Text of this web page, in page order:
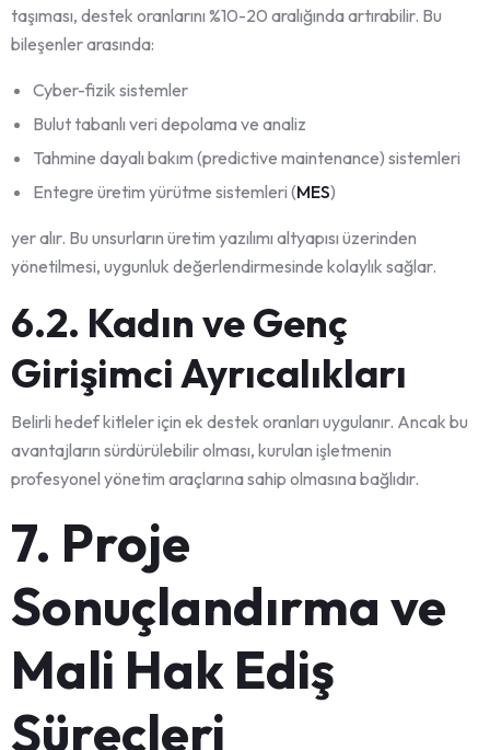
taşıması, destek oranlarını %10-20 aralığında artırabilir. Bu
bileşenler arasında:
Cyber-fizik sistemler
Bulut tabanlı veri depolama ve analiz
Tahmine dayalı bakım (predictive maintenance) sistemleri
Entegre üretim yürütme sistemleri (MES)
yer alır. Bu unsurların üretim yazılımı altyapısı üzerinden
yönetilmesi, uygunluk değerlendirmesinde kolaylık sağlar.
6.2. Kadın ve Genç
Girişimci Ayrıcalıkları
Belirli hedef kitleler için ek destek oranları uygulanır. Ancak bu
avantajların sürdürülebilir olması, kurulan işletmenin
profesyonel yönetim araçlarına sahip olmasına bağlıdır.
7. Proje
Sonuçlandırma ve
Mali Hak Ediş
Süreçleri